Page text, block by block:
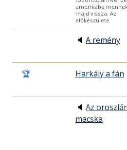
amerikába
majd vissza. Az
előkészülete
🔈 A remény
🏆 Harkály a fán
🔈 Az
macska